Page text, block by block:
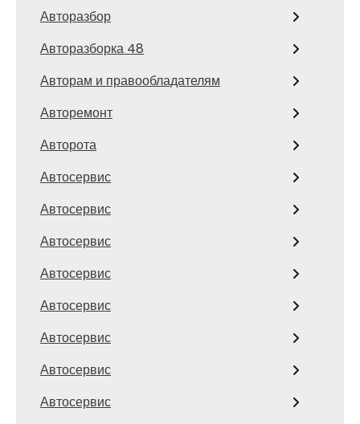
Авторазбор
Авторазборка 48
Авторам и правообладателям
Авторемонт
Авторота
Автосервис
Автосервис
Автосервис
Автосервис
Автосервис
Автосервис
Автосервис
Автосервис